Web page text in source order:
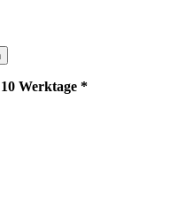
Werktage *